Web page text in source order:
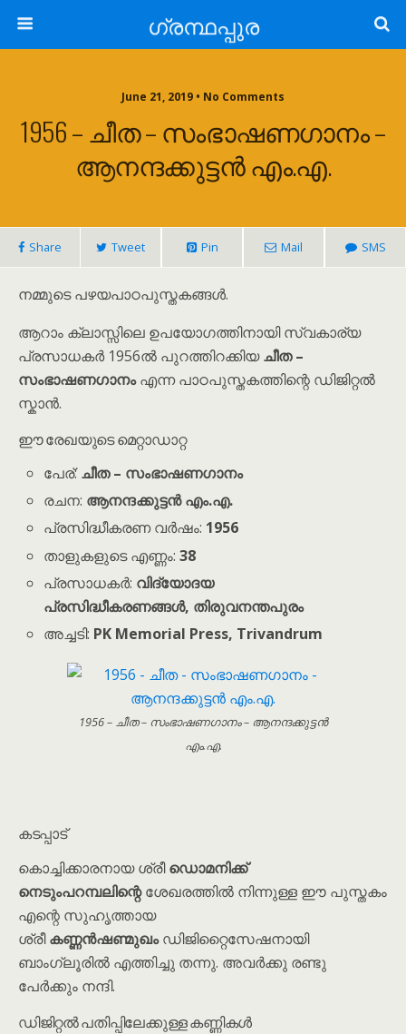
ഗ്രന്ഥപ്പുര
June 21, 2019 • No Comments
1956 – ചീത – സംഭാഷണഗാനം –
ആനന്ദക്കുട്ടൻ എം.എ.
Share Tweet Pin Mail SMS
നമ്മുടെ പഴയപാഠപുസ്തകങ്ങൾ.
ആറാം ക്ലാസ്സിലെ ഉപയോഗത്തിനായി സ്വകാര്യ
പ്രസാധകർ 1956ൽ പുറത്തിറക്കിയചീത –
സംഭാഷണഗാനംഎന്ന പാഠപുസ്തകത്തിന്റെ ഡിജിറ്റൽ
സ്കാൻ.
ഈ രേഖയുടെ മെറ്റാഡാറ്റ
പേര്:ചീത – സംഭാഷണഗാനം
രചന: ആനന്ദക്കുട്ടൻ എം.എ.
പ്രസിദ്ധീകരണ വർഷം: 1956
താളുകളുടെ എണ്ണം:38
പ്രസാധകർ: വിദ്യോദയ
പ്രസിദ്ധീകരണങ്ങൾ, തിരുവനന്തപുരം
അച്ചടി: PK Memorial Press, Trivandrum
1956 – ചീത – സംഭാഷണഗാനം – ആനന്ദക്കുട്ടൻ
എം.എ.
കടപ്പാട്
കൊച്ചിക്കാരനായ ശ്രീഡൊമനിക്ക്
നെടും‌പറമ്പലിന്റെശേഖരത്തിൽ നിന്നുള്ള ഈ പുസ്തകം
എന്റെ സുഹൃത്തായ
ശ്രീകണ്ണൻഷണ്മുഖംഡിജിറ്റൈസേഷനായി
ബാംഗ്ലൂരിൽ എത്തിച്ചു തന്നു. അവർക്കു രണ്ടു
പേർക്കും നന്ദി.
ഡിജിറ്റൽ പതിപ്പിലേക്കുള്ള കണ്ണികൾ